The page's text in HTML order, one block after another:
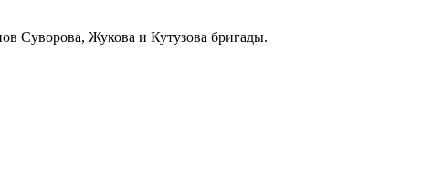
Суворова, Жукова и Кутузова бригады.